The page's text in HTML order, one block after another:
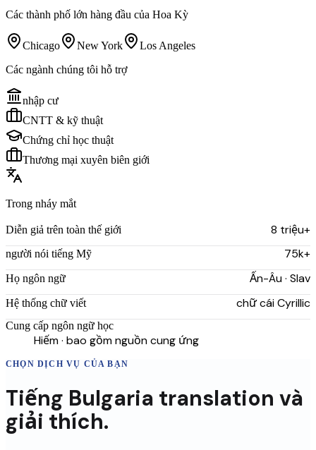
Các thành phố lớn hàng đầu của Hoa Kỳ
Chicago New York
Los Angeles
Các ngành chúng tôi hỗ trợ
nhập cư
CNTT & kỹ thuật
Chứng chỉ học thuật
Thương mại xuyên biên giới
Trong nháy mắt
Diễn giả trên toàn thế giới 8 triệu+
người nói tiếng Mỹ 75k+
Họ ngôn ngữ Ấn-Âu · Slav
Hệ thống chữ viết chữ cái Cyrillic
Cung cấp ngôn ngữ học
Hiếm · bao gồm nguồn cung ứng
CHỌN DỊCH VỤ CỦA BẠN
Tiếng Bulgaria translation và
giải thích.